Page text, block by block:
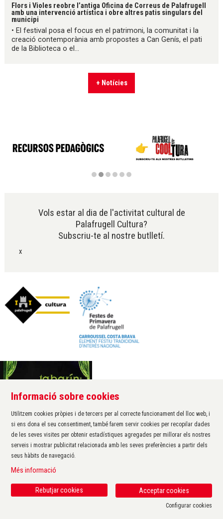
Flors i Violes reobre l’antiga Oficina de Correus de Palafrugell
amb una intervenció artística i obre altres patis singulars del
municipi
• El festival posa el focus en el patrimoni, la comunitat i la
creació contemporània amb propostes a Can Genís, el pati
de la Biblioteca o el...
+ Notícies
Vols estar al dia de l'activitat cultural de
Palafrugell Cultura?
Subscriu-te al nostre butlletí.
x
Àrea de cultura de l'Ajuntament de Palafrugell
Carrer Santa Margarida, 1
17200 Palafrugell
972 611 172 ·
cultura@palafrugell.cat
Sitemap | Avís Legal
Informació sobre cookies
Utilitzem cookies pròpies i de tercers per al correcte funcionament del lloc web, i
si ens dona el seu consentiment, també farem servir cookies per recopilar dades
de les seves visites per obtenir estadístiques agregades per millorar els nostres
serveis i mostrar publicitat relacionada amb les seves preferències a partir dels
seus hàbits de navegació.
Més informació
Acceptar cookies
Rebutjar cookies
Configurar cookies